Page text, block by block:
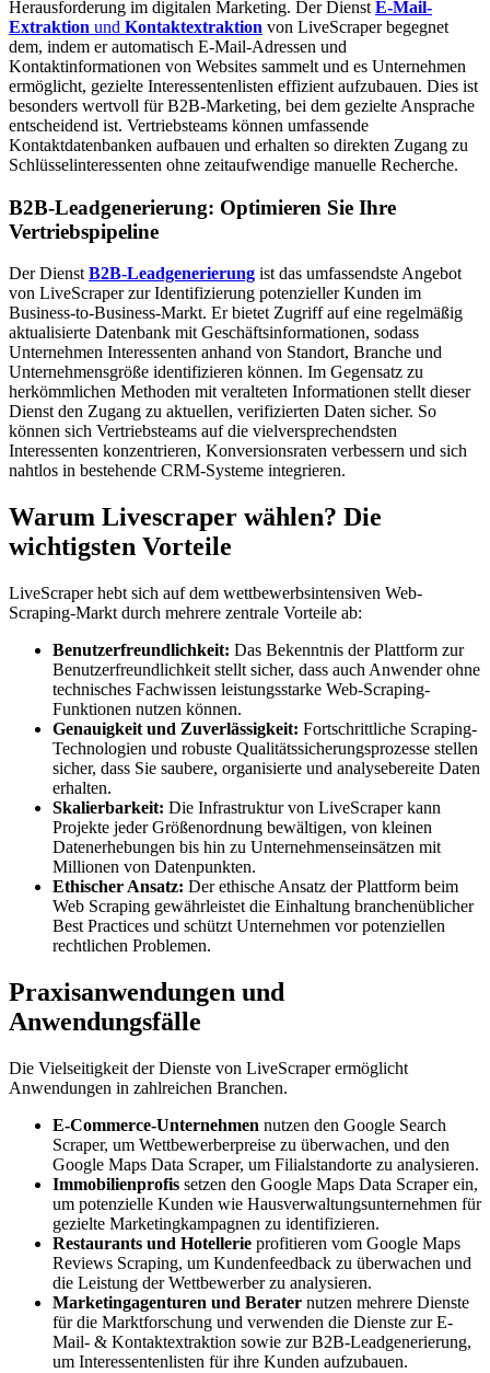
Herausforderung im digitalen Marketing. Der Dienst E-Mail-
Extraktion und Kontaktextraktion von LiveScraper begegnet
dem, indem er automatisch E-Mail-Adressen und
Kontaktinformationen von Websites sammelt und es Unternehmen
ermöglicht, gezielte Interessentenlisten effizient aufzubauen. Dies ist
besonders wertvoll für B2B-Marketing, bei dem gezielte Ansprache
entscheidend ist. Vertriebsteams können umfassende
Kontaktdatenbanken aufbauen und erhalten so direkten Zugang zu
Schlüsselinteressenten ohne zeitaufwendige manuelle Recherche.
B2B-Leadgenerierung: Optimieren Sie Ihre
Vertriebspipeline
Der DienstB2B-Leadgenerierung ist das umfassendste Angebot
von LiveScraper zur Identifizierung potenzieller Kunden im
Business-to-Business-Markt. Er bietet Zugriff auf eine regelmäßig
aktualisierte Datenbank mit Geschäftsinformationen, sodass
Unternehmen Interessenten anhand von Standort, Branche und
Unternehmensgröße identifizieren können. Im Gegensatz zu
herkömmlichen Methoden mit veralteten Informationen stellt dieser
Dienst den Zugang zu aktuellen, verifizierten Daten sicher. So
können sich Vertriebsteams auf die vielversprechendsten
Interessenten konzentrieren, Konversionsraten verbessern und sich
nahtlos in bestehende CRM-Systeme integrieren.
Warum Livescraper wählen? Die
wichtigsten Vorteile
LiveScraper hebt sich auf dem wettbewerbsintensiven Web-
Scraping-Markt durch mehrere zentrale Vorteile ab:
Benutzerfreundlichkeit: Das Bekenntnis der Plattform zur
Benutzerfreundlichkeit stellt sicher, dass auch Anwender ohne
technisches Fachwissen leistungsstarke Web-Scraping-
Funktionen nutzen können.
Genauigkeit und Zuverlässigkeit: Fortschrittliche Scraping-
Technologien und robuste Qualitätssicherungsprozesse stellen
sicher, dass Sie saubere, organisierte und analysebereite Daten
erhalten.
Skalierbarkeit: Die Infrastruktur von LiveScraper kann
Projekte jeder Größenordnung bewältigen, von kleinen
Datenerhebungen bis hin zu Unternehmenseinsätzen mit
Millionen von Datenpunkten.
Ethischer Ansatz: Der ethische Ansatz der Plattform beim
Web Scraping gewährleistet die Einhaltung branchenüblicher
Best Practices und schützt Unternehmen vor potenziellen
rechtlichen Problemen.
Praxisanwendungen und
Anwendungsfälle
Die Vielseitigkeit der Dienste von LiveScraper ermöglicht
Anwendungen in zahlreichen Branchen.
E-Commerce-Unternehmen nutzen den Google Search
Scraper, um Wettbewerberpreise zu überwachen, und den
Google Maps Data Scraper, um Filialstandorte zu analysieren.
Immobilienprofis setzen den Google Maps Data Scraper ein,
um potenzielle Kunden wie Hausverwaltungsunternehmen für
gezielte Marketingkampagnen zu identifizieren.
Restaurants und Hotellerie profitieren vom Google Maps
Reviews Scraping, um Kundenfeedback zu überwachen und
die Leistung der Wettbewerber zu analysieren.
Marketingagenturen und Berater nutzen mehrere Dienste
für die Marktforschung und verwenden die Dienste zur E-
Mail- & Kontaktextraktion sowie zur B2B-Leadgenerierung,
um Interessentenlisten für ihre Kunden aufzubauen.